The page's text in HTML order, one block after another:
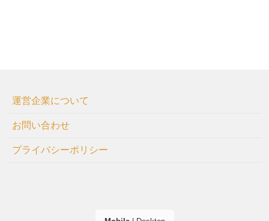
運営企業について
お問い合わせ
プライバシーポリシー